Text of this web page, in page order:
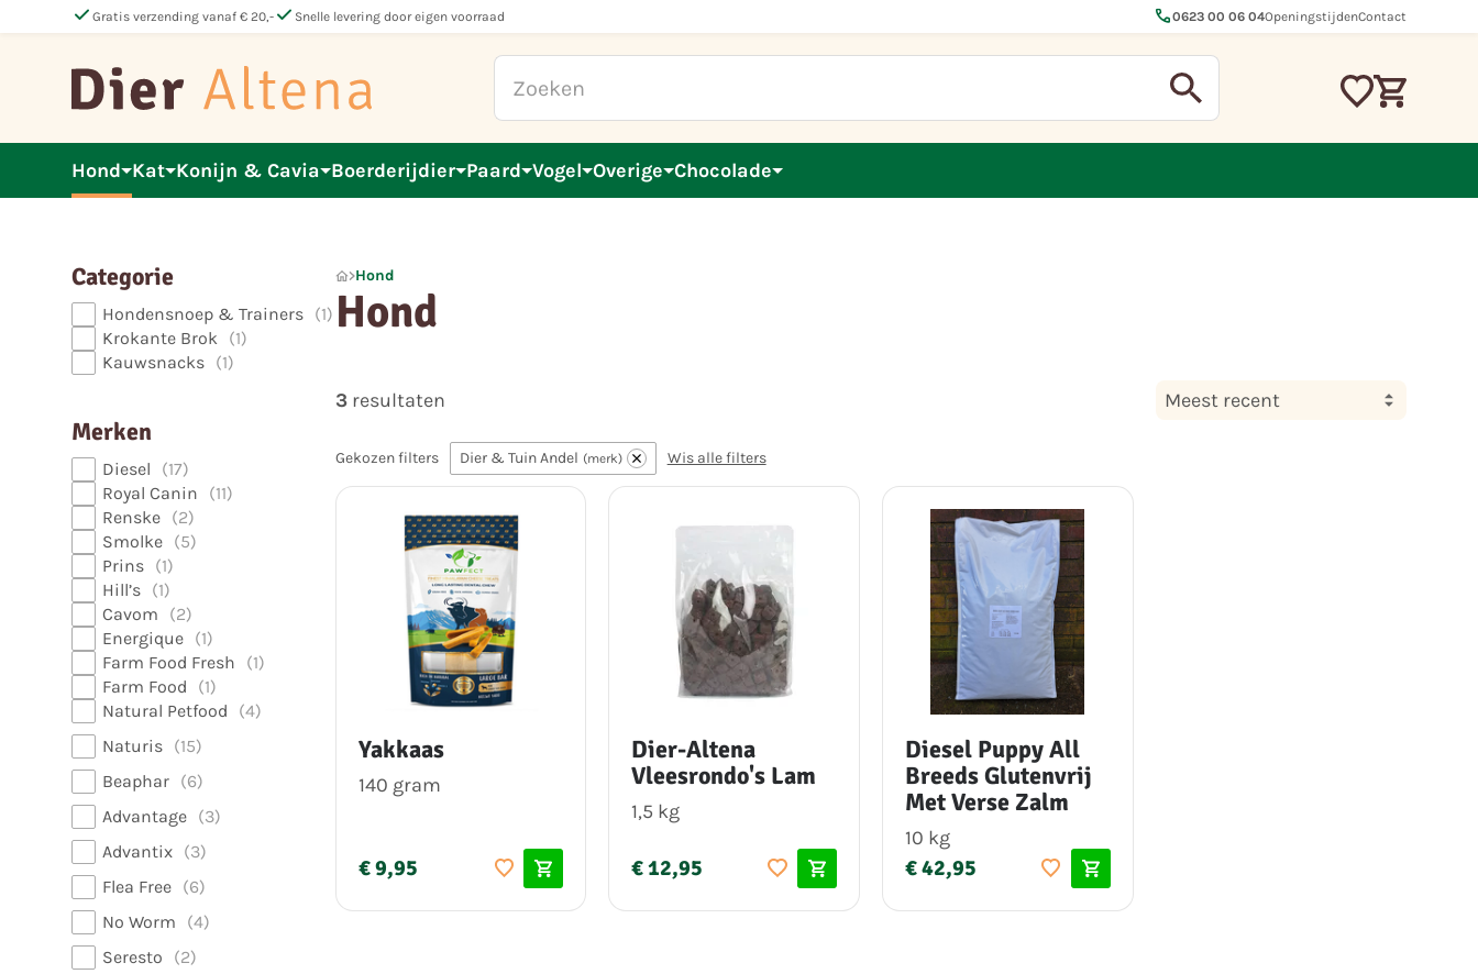
check Gratis verzending vanaf € 20,-check Snelle levering door eigen voorraad call0623 00 06 04OpeningstijdenContact
Hond Kat Konijn & Cavia Boerderijdier Paard Vogel Overige Chocolade
Categorie
Hondensnoep & Trainers
1
Krokante Brok
1
Kauwsnacks
1
Merken
Diesel
17
Royal Canin
11
Renske
2
Smolke
5
Prins
1
Hill’s
1
Cavom
2
Energique
1
Farm Food Fresh
1
Farm Food
1
Natural Petfood
4
Naturis
15
Beaphar
6
Advantage
3
Advantix
3
Flea Free
6
No Worm
4
Seresto
2
Hond
Hond
3resultaten Meest recent
Gekozen filters Dier & Tuin Andel merk Wis alle filters
Yakkaas
140 gram
€ 9,95
Dier-Altena
Vleesrondo's Lam
1,5 kg
€ 12,95
Diesel Puppy All
Breeds Glutenvrij
Met Verse Zalm
10 kg
€ 42,95